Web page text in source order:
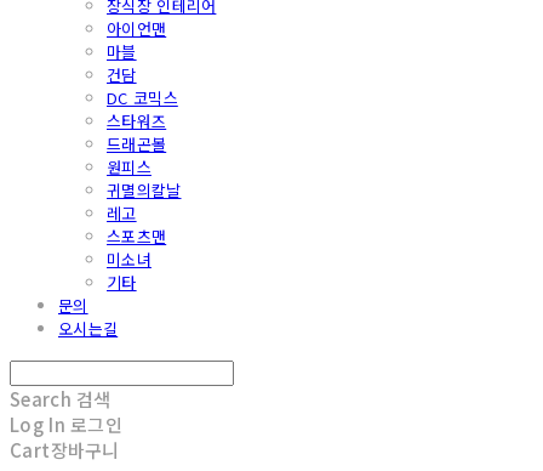
장식장 인테리어
아이언맨
마블
건담
DC 코믹스
스타워즈
드래곤볼
원피스
귀멸의칼날
레고
스포츠맨
미소녀
기타
문의
오시는길
Search 검색
Log In 로그인
Cart장바구니